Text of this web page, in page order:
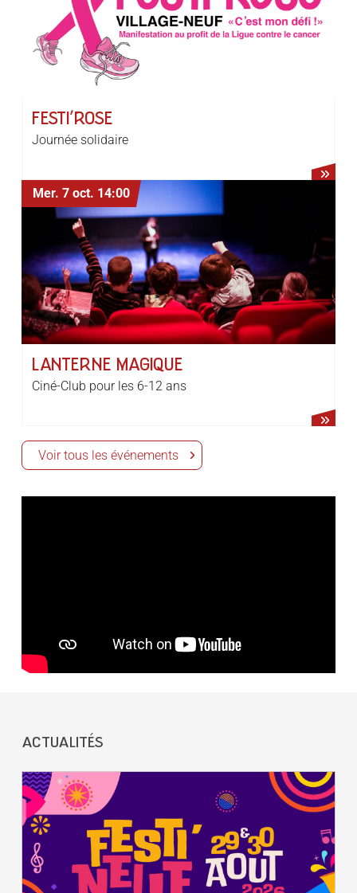
FESTI’ROSE
Journée solidaire
LANTERNE MAGIQUE
Ciné-Club pour les 6-12 ans
Mer. 7 oct. 14:00
Voir tous les événements
ACTUALITÉS